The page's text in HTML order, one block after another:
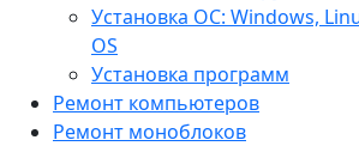
Установка ОС: Windows,
OS
Установка программ
Ремонт компьютеров
Ремонт моноблоков